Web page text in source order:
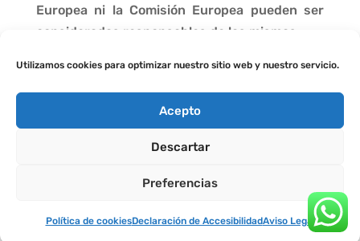
Utilizamos cookies para optimizar nuestro sitio web y nuestro servicio.
Acepto
Descartar
Preferencias
Política de cookiesDeclaración de AccesibilidadAviso Legal
Europea ni la Comisión Europea pueden ser
consideradas responsables de las mismas.